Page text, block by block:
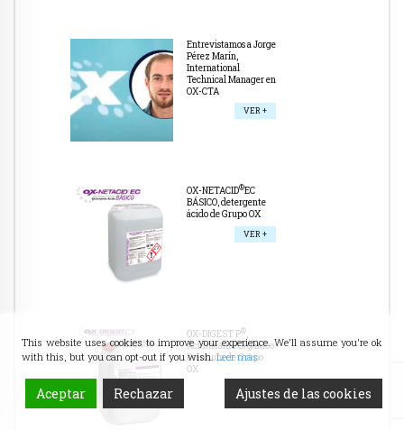
Entrevistamos a Jorge
Pérez Marín,
International
Technical Manager en
OX-CTA
VER +
OX-NETACID®EC
BÁSICO, detergente
ácido de Grupo OX
VER +
OX-DIGEST P®,
Acidificante Orgánico
Premium de Grupo
OX
VER +
This website uses cookies to improve your experience. We'll assume you're ok
with this, but you can opt-out if you wish.Leer más
Aceptar Rechazar Ajustes de las cookies